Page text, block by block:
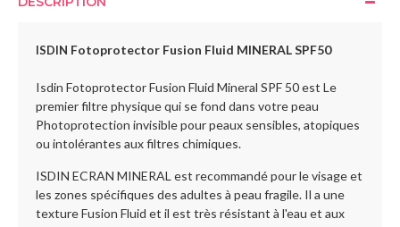
ISDIN Fotoprotector Fusion Fluid MINERAL SPF50
Isdin Fotoprotector Fusion Fluid Mineral SPF 50 est Le
premier filtre physique qui se fond dans votre peau
Photoprotection invisible pour peaux sensibles, atopiques
ou intolérantes aux filtres chimiques.
ISDIN ECRAN MINERAL est recommandé pour le visage et
les zones spécifiques des adultes à peau fragile. Il a une
texture Fusion Fluid et il est très résistant à l'eau et aux